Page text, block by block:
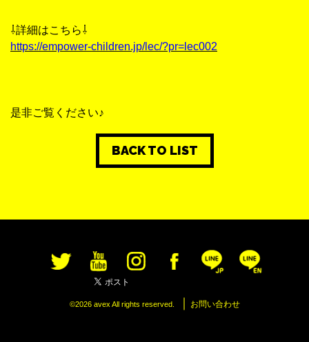
⇩詳細はこちら⇩
https://empower-children.jp/lec/?pr=lec002
是非ご覧ください♪
BACK TO LIST
©2026 avex All rights reserved. お問い合わせ